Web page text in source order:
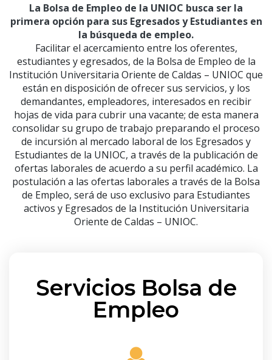
La Bolsa de Empleo de la UNIOC busca ser la
primera opción para sus Egresados y Estudiantes en
la búsqueda de empleo.
Facilitar el acercamiento entre los oferentes,
estudiantes y egresados, de la Bolsa de Empleo de la
Institución Universitaria Oriente de Caldas – UNIOC que
están en disposición de ofrecer sus servicios, y los
demandantes, empleadores, interesados en recibir
hojas de vida para cubrir una vacante; de esta manera
consolidar su grupo de trabajo preparando el proceso
de incursión al mercado laboral de los Egresados y
Estudiantes de la UNIOC, a través de la publicación de
ofertas laborales de acuerdo a su perfil académico. La
postulación a las ofertas laborales a través de la Bolsa
de Empleo, será de uso exclusivo para Estudiantes
activos y Egresados de la Institución Universitaria
Oriente de Caldas – UNIOC.
Servicios Bolsa de
Empleo